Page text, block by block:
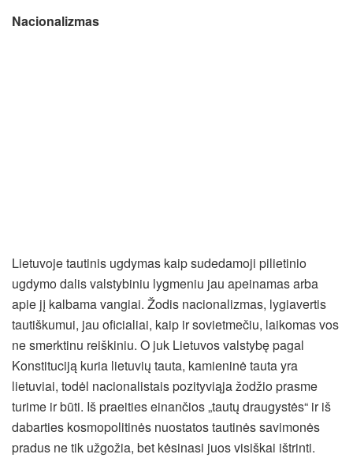
Nacionalizmas
Lietuvoje tautinis ugdymas kaip sudedamoji pilietinio
ugdymo dalis valstybiniu lygmeniu jau apeinamas arba
apie jį kalbama vangiai. Žodis nacionalizmas, lygiavertis
tautiškumui, jau oficialiai, kaip ir sovietmečiu, laikomas vos
ne smerktinu reiškiniu. O juk Lietuvos valstybę pagal
Konstituciją kuria lietuvių tauta, kamieninė tauta yra
lietuviai, todėl nacionalistais pozityviąja žodžio prasme
turime ir būti. Iš praeities einančios „tautų draugystės“ ir iš
dabarties kosmopolitinės nuostatos tautinės savimonės
pradus ne tik užgožia, bet kėsinasi juos visiškai ištrinti.